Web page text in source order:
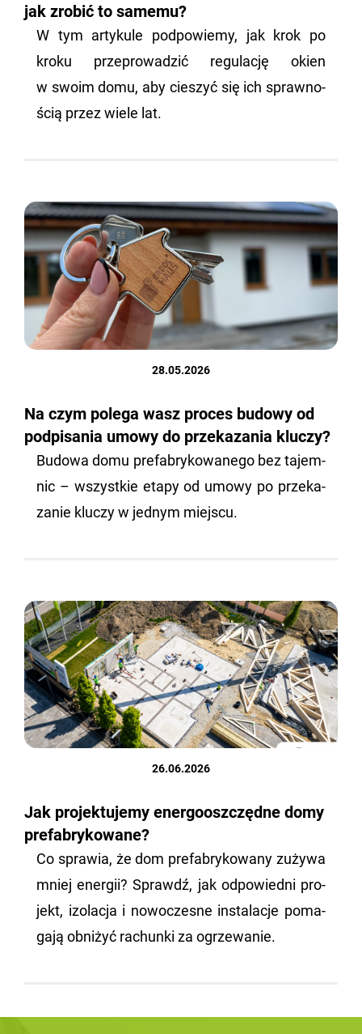
jak zrobić to samemu?
W tym ar­ty­ku­le pod­po­wie­my, jak krok po
kroku prze­pro­wa­dzić re­gu­la­cję okien
w swoim domu, aby cie­szyć się ich spraw­no­
ścią przez wiele lat.
28.05.2026
Na czym polega wasz proces budowy od
podpisania umowy do przekazania kluczy?
Bu­do­wa domu pre­fa­bry­ko­wa­ne­go bez ta­jem­
nic – wszyst­kie etapy od umowy po prze­ka­
za­nie klu­czy w jed­nym miej­scu.
26.06.2026
Jak projektujemy energooszczędne domy
prefabrykowane?
Co spra­wia, że dom pre­fa­bry­ko­wa­ny zu­ży­wa
mniej ener­gii? Sprawdź, jak od­po­wied­ni pro­
jekt, izo­la­cja i no­wo­cze­sne in­sta­la­cje po­ma­
ga­ją ob­ni­żyć ra­chun­ki za ogrze­wa­nie.